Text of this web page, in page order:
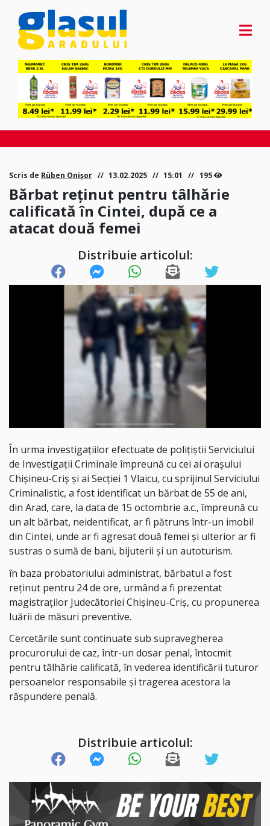
Scris de Rüben Onișor 13.02.2025 15:01 195
Bărbat reținut pentru tâlhărie
calificată în Cintei, după ce a
atacat două femei
Distribuie articolul:
În urma investigațiilor efectuate de polițiștii Serviciului
de Investigații Criminale împreună cu cei ai orașului
Chișineu-Criș și ai Secției 1 Vlaicu, cu sprijinul Serviciului
Criminalistic, a fost identificat un bărbat de 55 de ani,
din Arad, care, la data de 15 octombrie a.c., împreună cu
un alt bărbat, neidentificat, ar fi pătruns într-un imobil
din Cintei, unde ar fi agresat două femei și ulterior ar fi
sustras o sumă de bani, bijuterii și un autoturism.
în baza probatoriului administrat, bărbatul a fost
reținut pentru 24 de ore, urmând a fi prezentat
magistraților Judecătoriei Chișineu-Criș, cu propunerea
luării de măsuri preventive.
Cercetările sunt continuate sub supravegherea
procurorului de caz, într-un dosar penal, întocmit
pentru tâlhărie calificată, în vederea identificării tuturor
persoanelor responsabile și tragerea acestora la
răspundere penală.
Distribuie articolul: